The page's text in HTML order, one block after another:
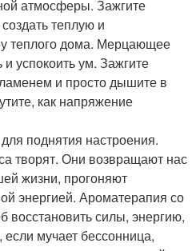
атмосферы. Зажгите
теплую и
теплого дома. Мерцающее
успокоить ум. Зажгите
и просто дышите в
как напряжение
поднятия настроения.
творят. Они возвращают нас
жизни, прогоняют
энергией. Ароматерапия со
восстановить силы, энергию,
мучает бессонница,